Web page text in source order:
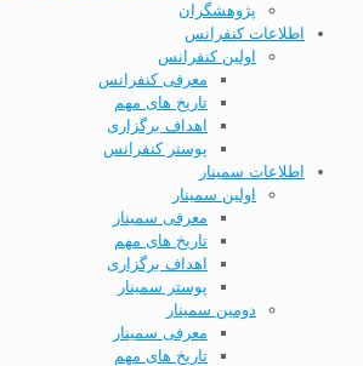
پژوهشگران
اطلاعات کنفرانس
اولین کنفرانس
معرفی کنفرانس
تاریخ های مهم
اهداف برگزاری
پوستر کنفرانس
اطلاعات سمینار
اولین سمینار
معرفی سمینار
تاریخ های مهم
اهداف برگزاری
پوستر سمینار
دومین سمینار
معرفی سمینار
تاریخ های مهم